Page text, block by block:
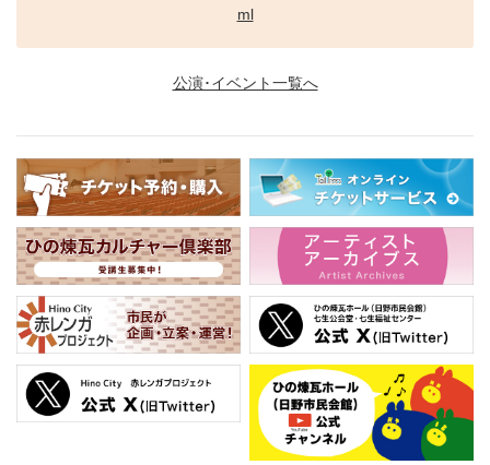
ml
公演･イベント一覧へ